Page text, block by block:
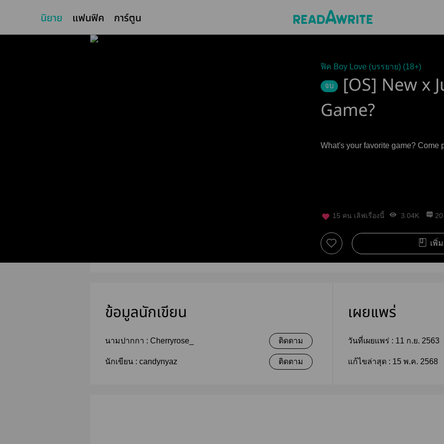
นิยาย แฟนฟิค การ์ตูน
ฟิค Boy Love (บรรยาย) (18+)
จบ
[OS] New x
Game?
What's your
15 คน เลิฟเรื่องนี้ 3.04K 20
เพิ่
ข้อมูลนักเขียน
นามปากกา : Cherryrose_ ติดตาม
นักเขียน : candynyaz ติดตาม
เผยแพร่
วันที่เผยแพร่ : 11 ก.ย. 2563
แก้ไขล่าสุด : 15 พ.ค. 2568